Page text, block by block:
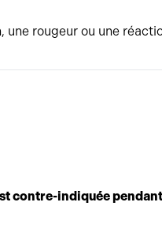
une rougeur ou une
contre-indiquée